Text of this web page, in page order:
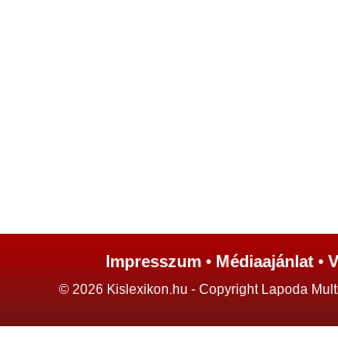
Impresszum • Médiaajánlat •
© 2026 Kislexikon.hu - Copyright Lapoda